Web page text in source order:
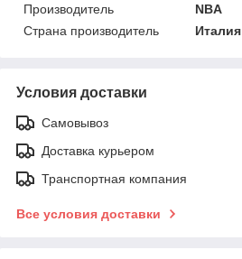
Производитель
NBA
Страна производитель
Италия
Условия доставки
Самовывоз
Доставка курьером
Транспортная компания
Все условия доставки